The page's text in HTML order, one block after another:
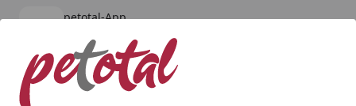
petotal-App
kostenlos - Im App Store
Alle Produkte
Mein Konto